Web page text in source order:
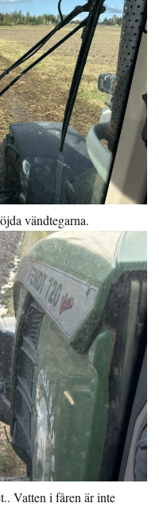
vändtegarna.
Vatten i fåren är inte